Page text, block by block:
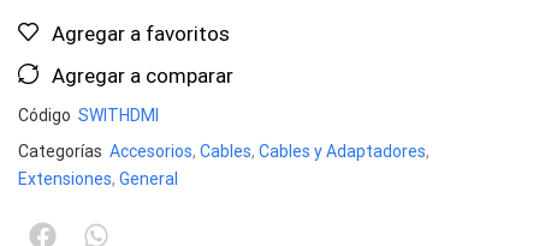
Agregar a favoritos
Agregar a comparar
Código SWITHDMI
Categorías Accesorios, Cables, Cables y Adaptadores,
Extensiones, General